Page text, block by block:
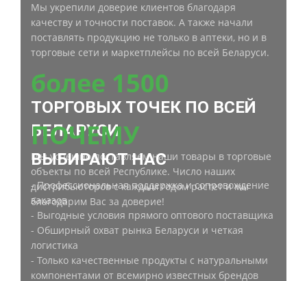
Мы укрепили доверие клиентов благодаря
качеству и точности поставок. А также начали
поставлять продукцию не только в аптеки, но и в
торговые сети и маркетплейсы по всей Беларуси.
более 1500
ТОРГОВЫХ ТОЧЕК ПО ВСЕЙ
БЕЛАРУСИ
Мы успешно поставляем наши товары в торговые
объекты по всей Республике. Число наших
дистрибьюторов с каждым годом растет и мы
благодарим Вас за доверие!
ПОЧЕМУ
ВЫБИРАЮТ НАС
- Профессиональная поддержка и сопровождение
заказов
- Выгодные условия прямого оптового поставщика
- Обширный охват рынка Беларуси и четкая
логистика
- Только качественные продукты с натуральными
компонентами от всемирно известных брендов